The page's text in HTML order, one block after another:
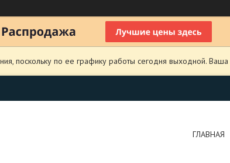
поскольку по ее графику работы сегодня выходной.
ГЛАВНАЯ